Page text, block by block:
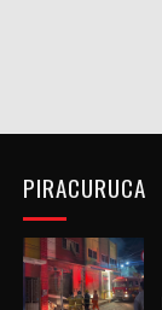
PIRACURUCA